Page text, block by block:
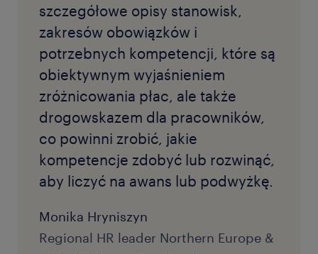
szczegółowe opisy stanowisk,
zakresów obowiązków i
potrzebnych kompetencji, które są
obiektywnym wyjaśnieniem
zróżnicowania płac, ale także
drogowskazem dla pracowników,
co powinni zrobić, jakie
kompetencje zdobyć lub rozwinąć,
aby liczyć na awans lub podwyżkę.
Monika Hryniszyn
Regional HR leader Northern Europe &